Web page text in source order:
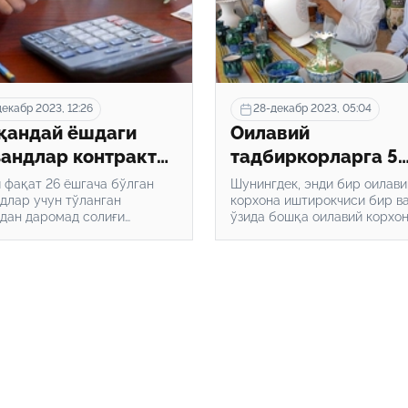
2023, 12:26
ёшдаги
контракти
пуллар
солиғидан
фақат 26 ёшгача бўлган
учун тўланган
даромад солиғи
28-декабр 2023, 05:04
Оилавий
тадбиркорларга 5
нафаргача доимий
ходим ёллаш
берилди
Шунингдек, энди бир
корхона иштирокчиси бир
ўзида бошқа оилавий